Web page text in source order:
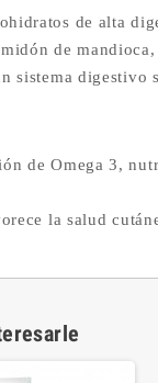
de alta
de
sistema digestivo
de Omega 3,
la salud